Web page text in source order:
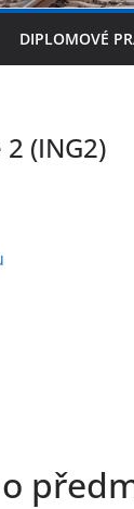
DIPLOMOVÉ
(ING2)